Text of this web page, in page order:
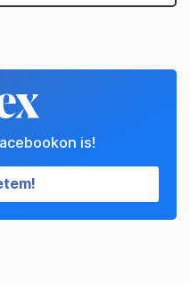
is!